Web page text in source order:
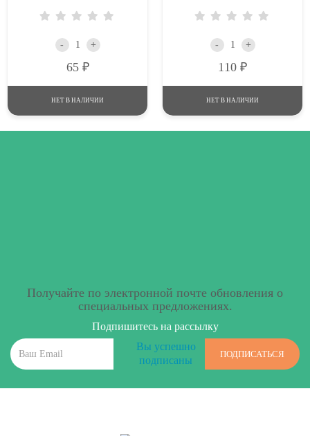
- +
65
НЕТ В НАЛИЧИИ
- +
110
НЕТ В НАЛИЧИИ
Получайте по электронной почте обновления о
специальных предложениях.
Подпишитесь на рассылку
Вы успешно
подписаны
ПОДПИСАТЬСЯ